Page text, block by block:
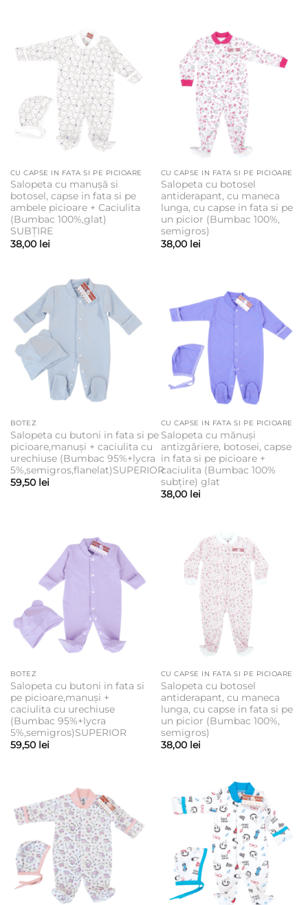
CU CAPSE IN FATA SI PE PICIOARE
Salopeta cu manușă si
botosel, capse in fata si pe
ambele picioare + Caciulita
(Bumbac 100%,glat)
SUBȚIRE
38,00 lei
CU CAPSE IN FATA SI PE PICIOARE
Salopeta cu botosel
antiderapant, cu maneca
lunga, cu capse in fata si pe
un picior (Bumbac 100%,
semigros)
38,00 lei
BOTEZ
Salopeta cu butoni in fata si pe
picioare,manuși + caciulita cu
urechiuse (Bumbac 95%+lycra
5%,semigros,flanelat)SUPERIOR
59,50 lei
CU CAPSE IN FATA SI PE PICIOARE
Salopeta cu mănuși
antizgâriere, botosei, capse
in fata si pe picioare +
caciulita (Bumbac 100%
subțire) glat
38,00 lei
BOTEZ
Salopeta cu butoni in fata si
pe picioare,manuși +
caciulita cu urechiuse
(Bumbac 95%+lycra
5%,semigros)SUPERIOR
59,50 lei
CU CAPSE IN FATA SI PE PICIOARE
Salopeta cu botosel
antiderapant, cu maneca
lunga, cu capse in fata si pe
un picior (Bumbac 100%,
semigros)
38,00 lei